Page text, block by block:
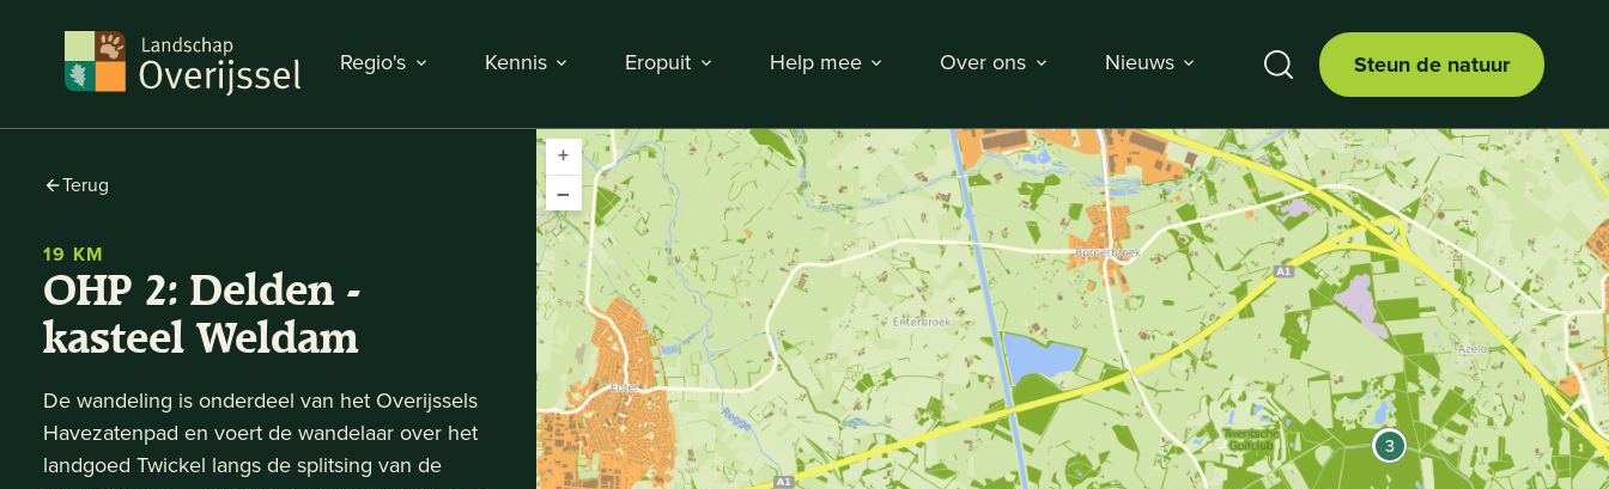
Regio's Kennis Eropuit Help mee Over ons Nieuws Steun de natuur
Terug
19 KM
OHP 2: Delden -
kasteel Weldam
De wandeling is onderdeel van het Overijssels
Havezatenpad en voert de wandelaar over het
landgoed Twickel langs de splitsing van de
+
–